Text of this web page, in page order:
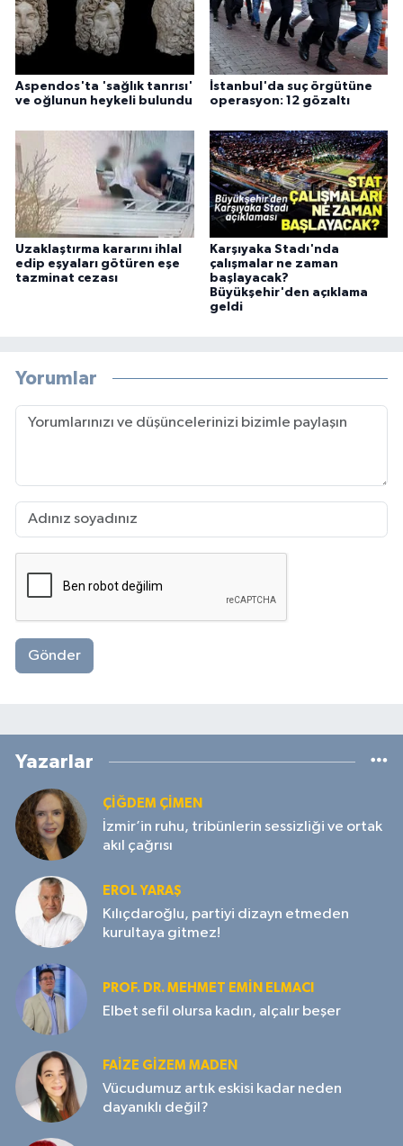
Aspendos'ta 'sağlık tanrısı'
ve oğlunun heykeli bulundu
İstanbul'da suç örgütüne
operasyon: 12 gözaltı
Uzaklaştırma kararını ihlal
edip eşyaları götüren eşe
tazminat cezası
Karşıyaka Stadı'nda
çalışmalar ne zaman
başlayacak?
Büyükşehir'den açıklama
geldi
Yorumlar
Gönder
Yazarlar
ÇIĞDEM ÇIMEN
İzmir’in ruhu, tribünlerin sessizliği ve ortak
akıl çağrısı
EROL YARAŞ
Kılıçdaroğlu, partiyi dizayn etmeden
kurultaya gitmez!
PROF. DR. MEHMET EMIN ELMACI
Elbet sefil olursa kadın, alçalır beşer
FAIZE GIZEM MADEN
Vücudumuz artık eskisi kadar neden
dayanıklı değil?